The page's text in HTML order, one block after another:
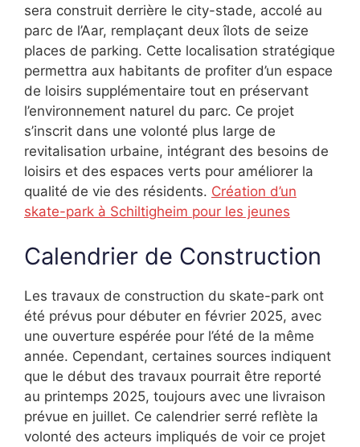
sera construit derrière le city-stade, accolé au
parc de l’Aar, remplaçant deux îlots de seize
places de parking. Cette localisation stratégique
permettra aux habitants de profiter d’un espace
de loisirs supplémentaire tout en préservant
l’environnement naturel du parc. Ce projet
s’inscrit dans une volonté plus large de
revitalisation urbaine, intégrant des besoins de
loisirs et des espaces verts pour améliorer la
qualité de vie des résidents. Création d’un
skate-park à Schiltigheim pour les jeunes
Calendrier de Construction
Les travaux de construction du skate-park ont
été prévus pour débuter en février 2025, avec
une ouverture espérée pour l’été de la même
année. Cependant, certaines sources indiquent
que le début des travaux pourrait être reporté
au printemps 2025, toujours avec une livraison
prévue en juillet. Ce calendrier serré reflète la
volonté des acteurs impliqués de voir ce projet